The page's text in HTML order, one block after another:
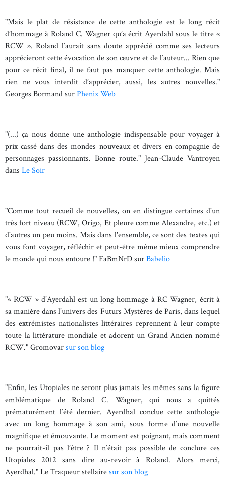
"Mais le plat de résistance de cette anthologie est le long récit
d’hommage à Roland C. Wagner qu’a écrit Ayerdahl sous le titre «
RCW ». Roland l’aurait sans doute apprécié comme ses lecteurs
apprécieront cette évocation de son œuvre et de l’auteur... Rien que
pour ce récit final, il ne faut pas manquer cette anthologie. Mais
rien ne vous interdit d’apprécier, aussi, les autres nouvelles."
Georges Bormand surPhenix Web
"(...) ça nous donne une anthologie indispensable pour voyager à
prix cassé dans des mondes nouveaux et divers en compagnie de
personnages passionnants. Bonne route." Jean-Claude Vantroyen
dans Le Soir
"Comme tout recueil de nouvelles, on en distingue certaines d'un
très fort niveau (RCW, Origo, Et pleure comme Alexandre, etc.) et
d'autres un peu moins. Mais dans l'ensemble, ce sont des textes qui
vous font voyager, réfléchir et peut-être même mieux comprendre
le monde qui nous entoure !" FaBmNrD surBabelio
"« RCW » d’Ayerdahl est un long hommage à RC Wagner, écrit à
sa manière dans l’univers des Futurs Mystères de Paris, dans lequel
des extrémistes nationalistes littéraires reprennent à leur compte
toute la littérature mondiale et adorent un Grand Ancien nommé
RCW." Gromovarsur son blog
"Enfin, les Utopiales ne seront plus jamais les mêmes sans la figure
emblématique de Roland C. Wagner, qui nous a quittés
prématurément l’été dernier. Ayerdhal conclue cette anthologie
avec un long hommage à son ami, sous forme d’une nouvelle
magnifique et émouvante. Le moment est poignant, mais comment
ne pourrait-il pas l’être ? Il n’était pas possible de conclure ces
Utopiales 2012 sans dire au-revoir à Roland. Alors merci,
Ayerdhal." Le Traqueur stellairesur son blog